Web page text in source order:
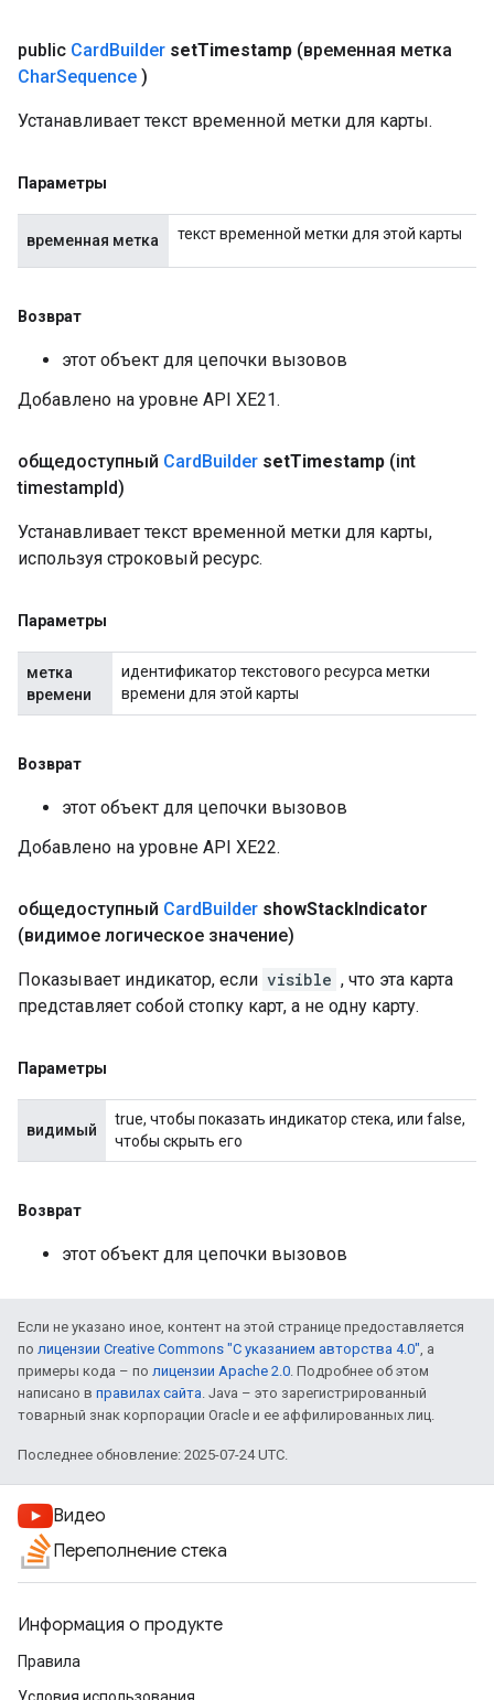
public CardBuilder setTimestamp (временная метка
CharSequence )
Устанавливает текст временной метки для карты.
Параметры
временная метка текст временной метки для этой карты
Возврат
этот объект для цепочки вызовов
Добавлено на уровне API XE21.
общедоступный CardBuilder setTimestamp (int
timestampId)
Устанавливает текст временной метки для карты,
используя строковый ресурс.
Параметры
метка
времени
идентификатор текстового ресурса метки
времени для этой карты
Возврат
этот объект для цепочки вызовов
Добавлено на уровне API XE22.
общедоступный CardBuilder showStackIndicator
(видимое логическое значение)
Показывает индикатор, если visible , что эта карта
представляет собой стопку карт, а не одну карту.
Параметры
видимый
true, чтобы показать индикатор стека, или false,
чтобы скрыть его
Возврат
этот объект для цепочки вызовов
Если не указано иное, контент на этой странице предоставляется
по лицензии Creative Commons "С указанием авторства 4.0", а
примеры кода – по лицензии Apache 2.0. Подробнее об этом
написано в правилах сайта. Java – это зарегистрированный
товарный знак корпорации Oracle и ее аффилированных лиц.
Последнее обновление: 2025-07-24 UTC.
Видео
Переполнение стека
Информация о продукте
Правила